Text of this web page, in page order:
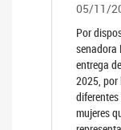
05/11/
Por
senadora
entrega
2025, por
mujeres